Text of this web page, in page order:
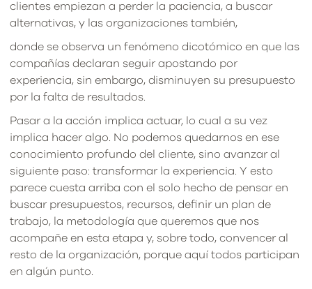
clientes empiezan a perder la paciencia, a buscar
alternativas, y las organizaciones también,
donde se observa un fenómeno dicotómico en que las
compañías declaran seguir apostando por
experiencia, sin embargo, disminuyen su presupuesto
por la falta de resultados.
Pasar a la acción implica actuar, lo cual a su vez
implica hacer algo. No podemos quedarnos en ese
conocimiento profundo del cliente, sino avanzar al
siguiente paso: transformar la experiencia. Y esto
parece cuesta arriba con el solo hecho de pensar en
buscar presupuestos, recursos, definir un plan de
trabajo, la metodología que queremos que nos
acompañe en esta etapa y, sobre todo, convencer al
resto de la organización, porque aquí todos participan
en algún punto.